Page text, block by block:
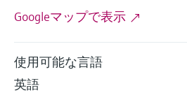
スペアパーツの検索
番号から予備部品を検索
Googleマップで表示
使用可能な言語
英語